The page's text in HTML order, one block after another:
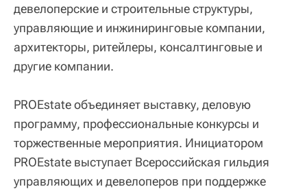
девелоперские и строительные структуры,
управляющие и инжиниринговые компании,
архитекторы, ритейлеры, консалтинговые и
другие компании.
PROEstate объединяет выставку, деловую
программу, профессиональные конкурсы и
торжественные мероприятия. Инициатором
PROEstate выступает Всероссийская гильдия
управляющих и девелоперов при поддержке